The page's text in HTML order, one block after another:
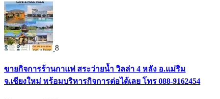
8
ขายกิจการร้านกาแฟ สระว่ายน้ำ วิลล่า 4 หลัง อ.แม่ริม
จ.เชียงใหม่ พร้อมบริหารกิจการต่อได้เลย โทร 088-9162454